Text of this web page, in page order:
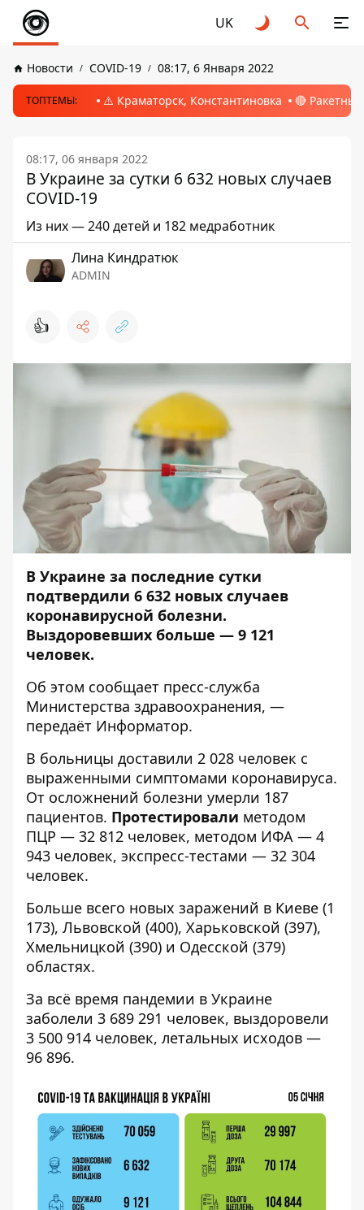
UK
Новости COVID-19 08:17, 6 Января 2022
ТОПТЕМЫ: ⚠️ Краматорск, Константиновка 🔴
08:17, 06 января 2022
В Украине за сутки 6 632 новых случаев
COVID-19
Из них — 240 детей и 182 медработник
Лина Киндратюк
ADMIN
👍
В Украине за последние сутки
подтвердили 6 632 новых случаев
коронавирусной болезни.
Выздоровевших больше — 9 121
человек.
Об этом сообщает пресс-служба
Министерства здравоохранения, —
передаёт Информатор.
В больницы доставили 2 028 человек с
выраженными симптомами коронавируса.
От осложнений болезни умерли 187
пациентов. Протестировали методом
ПЦР — 32 812 человек, методом ИФА — 4
943 человек, экспресс-тестами — 32 304
человек.
Больше всего новых заражений в Киеве (1
173), Львовской (400), Харьковской (397),
Хмельницкой (390) и Одесской (379)
областях.
За всё время пандемии в Украине
заболели 3 689 291 человек, выздоровели
3 500 914 человек, летальных исходов —
96 896.